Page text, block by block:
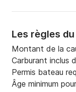
Les règles
Montant de la
Carburant inclus
Permis bateau
Âge minimum